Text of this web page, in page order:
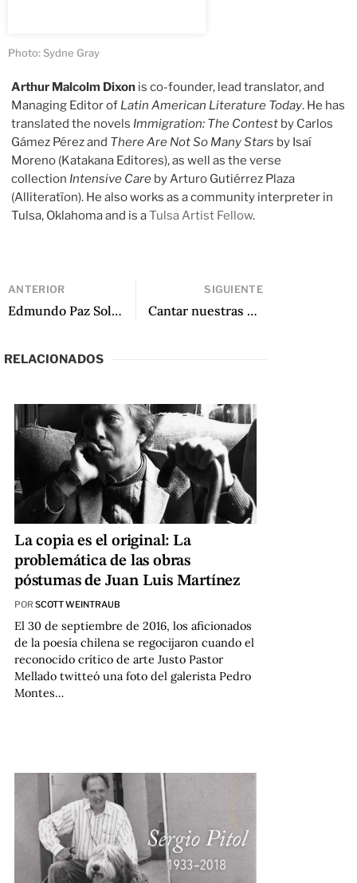
Photo: Sydne Gray
Arthur Malcolm Dixon is co-founder, lead translator, and
Managing Editor of Latin American Literature Today. He has
translated the novels Immigration: The Contest by Carlos
Gámez Pérez and There Are Not So Many Stars by Isaí
Moreno (Katakana Editores), as well as the verse
collection Intensive Care by Arturo Gutiérrez Plaza
(Alliteratïon). He also works as a community interpreter in
Tulsa, Oklahoma and is aTulsa Artist Fellow.
ANTERIOR
Edmundo Paz Soldán: La mirada de las plantas
SIGUIENTE
Cantar nuestras supersticiones: Juan Gabriel Vásquez y su Cuaderno de septiembre
RELACIONADOS
La copia es el original: La
problemática de las obras
póstumas de Juan Luis Martínez
POR SCOTT WEINTRAUB
El 30 de septiembre de 2016, los aficionados
de la poesía chilena se regocijaron cuando el
reconocido crítico de arte Justo Pastor
Mellado twitteó una foto del galerista Pedro
Montes…